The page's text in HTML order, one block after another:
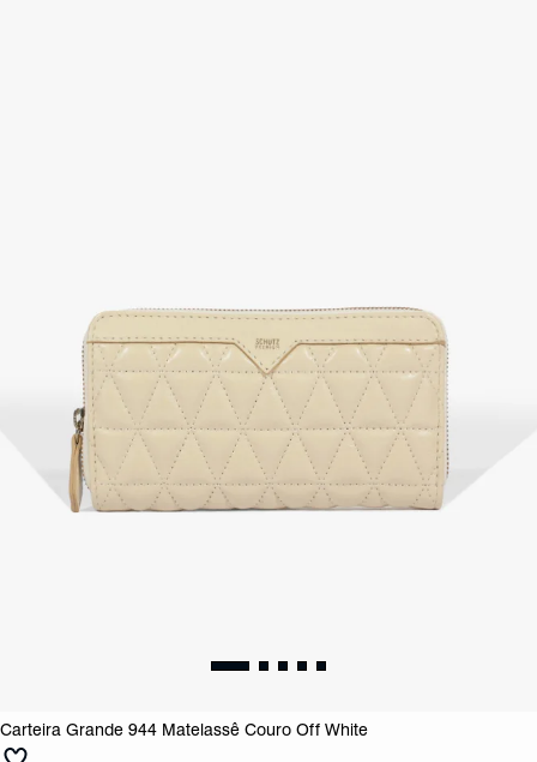
Carteira Grande 944 Matelassê Couro Off White